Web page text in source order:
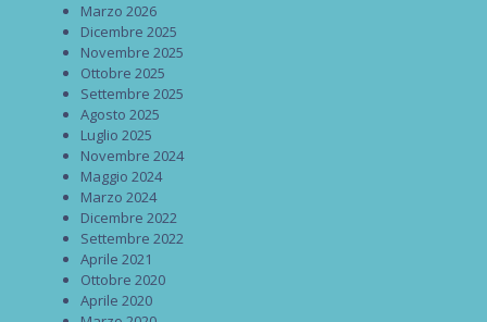
Marzo 2026
Dicembre 2025
Novembre 2025
Ottobre 2025
Settembre 2025
Agosto 2025
Luglio 2025
Novembre 2024
Maggio 2024
Marzo 2024
Dicembre 2022
Settembre 2022
Aprile 2021
Ottobre 2020
Aprile 2020